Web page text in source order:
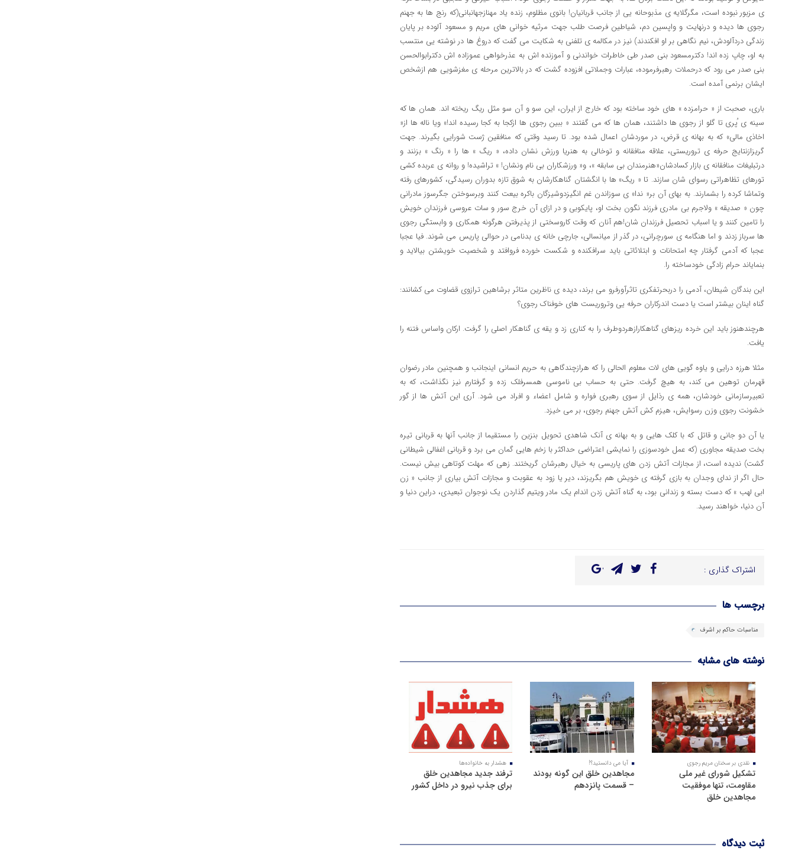
ی مزبور نبوده است، مگرگلایه ی مذبوحانه یی از جانب قربانیان! بانوی مظلوم، زنده یاد مهنازجهانبانی(که رنج ها به جهنم
رجوی ها دیده و درنهایت و واپسین دم، شیاطین فرصت طلب جهت مرثیه خوانی های مریم و مسعود آلوده بر پایان
زندگی دردآلودش، نیم نگاهی بر او افکندند) نیز در مکالمه ی تلفنی به شکایت می گفت که دروغ ها در نوشته یی منتسب
به او، چاپ زده اند! دکترمسعود بنی صدر طی خاطرات خواندنی و آموزنده اش به عذرخواهی عموزاده اش دکترابوالحسن
بنی صدر می رود که درحملات رهبرفرموده، عبارات وجملاتی افزوده گشت که در بالاترین مرحله ی مغزشویی هم ازشخص
ایشان برنمی آمده است.
باری، صحبت از « حرامزده » های خود ساخته بود که خارج از ایران، این سو و آن سو مثل ریگ ریخته اند. همان ها که
سینه ی ُپری تا گلو از رجوی ها داشتند، همان ها که می گفتند « ببین رجوی ها ازکجا به کجا رسیده اند!» ویا ناله ها از«
اخاذی مالی» که به بهانه ی قرض، در موردشان اعمال شده بود. تا رسید وقتی که منافقین ژست شورایی بگیرند. جهت
گریزازنتایج حرفه ی تروریستی، علاقه منافقانه و توخالی به هنریا ورزش نشان داده، « ریگ » ها را « رنگ » بزنند و
درتبلیغات منافقانه ی بازار کسادشان«هنرمندان بی سابقه »، و« ورزشکاران بی نام ونشان! » تراشیده! و روانه ی عربده کشی
تورهای تظاهراتی رسوای شان سازند. تا « ریگ» ها با انگشتان گناهکارشان به شوق تازه بدوران رسیدگی، کشورهای رفته
وتماشا کرده را بشمارند. به بهای آن بر« ندا» ی سوزاندن غم انگیزدوشیزگان باکره بیعت کنند وبرسوختن جگرسوز مادرانی
چون « صدیقه » ولاجرم بی مادری فرزند نگون بخت او، پایکوبی و در ازای آن خرج سور و سات عروسی فرزندان خویش
را تامین کنند و یا اسباب تحصیل فرزندان شان!هم آنان که وقت کاروسختی از پذیرفتن هرگونه همکاری و وابستگی رجوی
ها سرباز زدند و اما هنگامه ی سورچرانی، در گذر از میانسالی، جارچی خانه ی بدنامی در حوالی پاریس می شوند. فیا عجبا
عجبا که آدمی گرفتار چه امتحانات و ابتلائاتی باید سرافکنده و شکست خورده فروافتد و شخصیت خویشتن بیالاید و
بنمایاند حرام زادگی خودساخته را.
این بندگان شیطان، آدمی را دربحرتفکری تاثرآورفرو می برند، دیده ی ناظرین متاثر برشاهین ترازوی قضاوت می کشانند:
گناه اینان بیشتر است یا دست اندرکاران حرفه یی وتروریست های خوفناک رجوی؟
هرچندهنوز باید این خرده ریزهای گناهکارازهردوطرف را به کناری زد و یقه ی گناهکار اصلی را گرفت. ارکان واساس فتنه را
یافت.
مثلا هرزه درایی و یاوه گویی های لات معلوم الحالی را که هرازچندگاهی به حریم انسانی اینجانب و همچنین مادر رضوان
قهرمان توهین می کند، به هیچ گرفت. حتی به حساب بی ناموسی همسرفلک زده و گرفتارم نیز نگذاشت، که به
تعبیرسازمانی خودشان، همه ی رذایل از سوی رهبری فواره و شامل اعضاء و افراد می شود. آری این آتش ها از گور
خشونت رجوی وزن رسوایش، هیزم کش آتش جهنم رجوی، بر می خیزد.
یا آن دو جانی و قاتل که با کلک هایی و به بهانه ی آنک شاهدی تحویل بنزین را مستقیما از جانب آنها به قربانی تیره
بخت صدیقه مجاوری (که عمل خودسوزی را نمایشی اعتراضی حداکثر با زخم هایی گمان می برد و قربانی اغفالی شیطانی
گشت) ندیده است، از مجازات آتش زدن های پاریسی به خیال رهبرشان گریختند. زهی که مهلت کوتاهی بیش نیست.
حال اگر از ندای وجدان به بازی گرفته ی خویش هم بگریزند، دیر یا زود به عقوبت و مجازات آتش بیاری از جانب « زن
ابی لهب » که دست بسته و زندانی بود، به گناه آتش زدن اندام یک مادر ویتیم گذاردن یک نوجوان تبعیدی، دراین دنیا و
آن دنیا، خواهند رسید.
اشتراک گذاری :
برچسب ها
مناسبات حاکم بر اشرف
نوشته های مشابه
نقدی بر سخنان مریم رجوی
تشکیل شورای غیر ملی
مقاومت، تنها موفقیت
مجاهدین خلق
آیا می دانستید؟!
مجاهدین خلق این گونه بودند
– قسمت پانزدهم
هشدار به خانواده‌ها
ترفند جدید مجاهدین خلق
برای جذب نیرو در داخل کشور
ثبت دیدگاه